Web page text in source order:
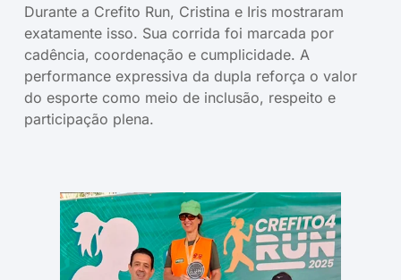
Durante a Crefito Run, Cristina e Iris mostraram
exatamente isso. Sua corrida foi marcada por
cadência, coordenação e cumplicidade. A
performance expressiva da dupla reforça o valor
do esporte como meio de inclusão, respeito e
participação plena.